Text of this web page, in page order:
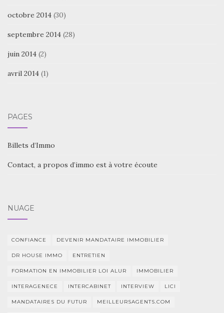
octobre 2014 (30)
septembre 2014 (28)
juin 2014 (2)
avril 2014 (1)
PAGES
Billets d’Immo
Contact, a propos d’immo est à votre écoute
NUAGE
CONFIANCE DEVENIR MANDATAIRE IMMOBILIER
DR HOUSE IMMO ENTRETIEN
FORMATION EN IMMOBILIER LOI ALUR IMMOBILIER
INTERAGENECE INTERCABINET INTERVIEW LICI
MANDATAIRES DU FUTUR MEILLEURSAGENTS.COM